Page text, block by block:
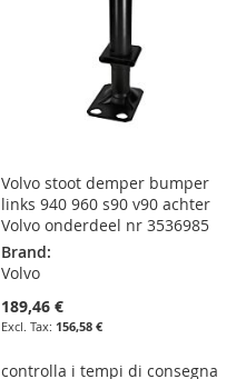
Volvo stoot demper bumper
links 940 960 s90 v90 achter
Volvo onderdeel nr 3536985
Brand:
Volvo
189,46 €
156,58 €
controlla i tempi di consegna